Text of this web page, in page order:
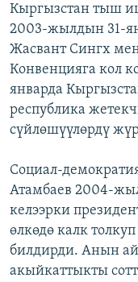
Кыргызстан тыш
2003-жылдын 31-
Жасвант Сингх
Конвенцияга кол
январда
республика
сүйлөшүүлөрдү
Социал-
Атамбаев 2004-
келээрки
өлкөдө калк
билдирди. Анын
акыйкаттыкты